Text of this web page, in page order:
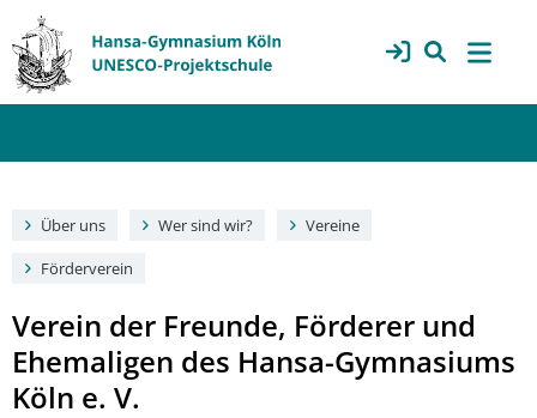
Über uns Wer sind wir?
Vereine
Förderverein
Verein der Freunde, Förderer und
Ehemaligen des Hansa-Gymnasiums
Köln e. V.